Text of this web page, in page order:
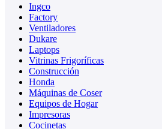
Ingco
Factory
Ventiladores
Dukare
Laptops
Vitrinas Frigoríficas
Construcción
Honda
Máquinas de Coser
Equipos de Hogar
Impresoras
Cocinetas